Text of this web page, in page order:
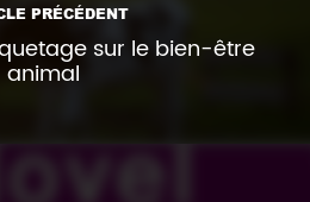
PRÉCÉDENT
sur le bien-être
animal